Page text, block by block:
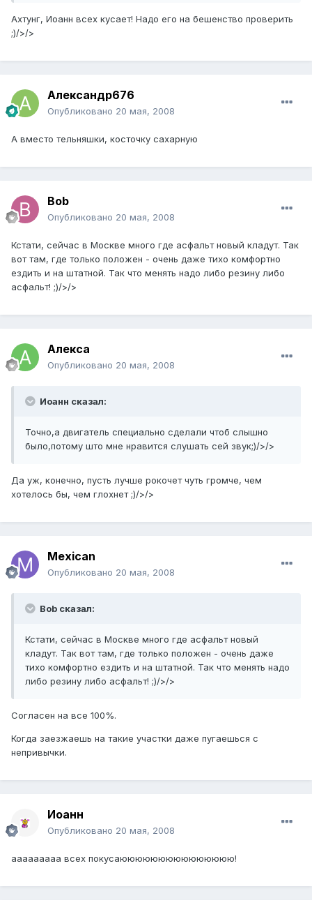
Ахтунг, Иоанн всех кусает! Надо его на бешенство проверить
;)/>/>
Александр676
Опубликовано 20 мая, 2008
А вместо тельняшки, косточку сахарную
Bob
Опубликовано 20 мая, 2008
Кстати, сейчас в Москве много где асфальт новый кладут. Так
вот там, где только положен - очень даже тихо комфортно
ездить и на штатной. Так что менять надо либо резину либо
асфальт! ;)/>/>
Алекса
Опубликовано 20 мая, 2008
Иоанн сказал:
Точно,а двигатель специально сделали чтоб слышно
было,потому што мне нравится слушать сей звук;)/>/>
Да уж, конечно, пусть лучше рокочет чуть громче, чем
хотелось бы, чем глохнет ;)/>/>
Mexican
Опубликовано 20 мая, 2008
Bob сказал:
Кстати, сейчас в Москве много где асфальт новый
кладут. Так вот там, где только положен - очень даже
тихо комфортно ездить и на штатной. Так что менять надо
либо резину либо асфальт! ;)/>/>
Согласен на все 100%.
Когда заезжаешь на такие участки даже пугаешься с
непривычки.
Иоанн
Опубликовано 20 мая, 2008
ааааааааа всех покусаююююююююююююююю!